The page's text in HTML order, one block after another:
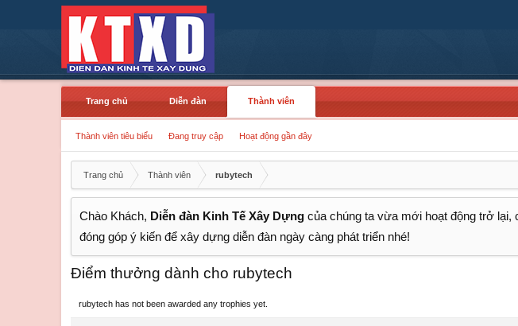
Trang chủ
Diễn đàn Thành viên
Thành viên tiêu biểu Đang truy cập Hoạt động gần đây
Trang chủ Thành viên rubytech
Chào Khách, Diễn đàn Kinh Tế Xây Dựng của chúng ta vừa mới hoạt động trở lại,
đóng góp ý kiến để xây dựng diễn đàn ngày càng phát triển nhé!
Điểm thưởng dành cho rubytech
rubytech has not been awarded any trophies yet.